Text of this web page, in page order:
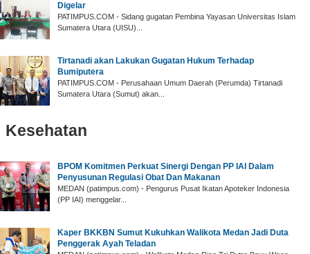
Digelar
PATIMPUS.COM - Sidang gugatan Pembina Yayasan Universitas Islam
Sumatera Utara (UISU)...
Tirtanadi akan Lakukan Gugatan Hukum Terhadap
Bumiputera
PATIMPUS.COM - Perusahaan Umum Daerah (Perumda) Tirtanadi
Sumatera Utara (Sumut) akan...
Kesehatan
BPOM Komitmen Perkuat Sinergi Dengan PP IAI Dalam
Penyusunan Regulasi Obat Dan Makanan
MEDAN (patimpus.com) - Pengurus Pusat Ikatan Apoteker Indonesia
(PP IAI) menggelar...
Kaper BKKBN Sumut Kukuhkan Walikota Medan Jadi Duta
Penggerak Ayah Teladan